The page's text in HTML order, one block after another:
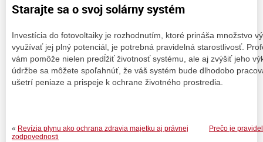
Starajte sa o svoj solárny systém
Investícia do fotovoltaiky je rozhodnutím, ktoré prináša množstvo
využívať jej plný potenciál, je potrebná pravidelná starostlivosť.
vám pomôže nielen predĺžiť životnosť systému, ale aj zvýšiť jeho
údržbe sa môžete spoľahnúť, že váš systém bude dlhodobo
ušetrí peniaze a prispeje k ochrane životného prostredia.
Prečo je
« Revízia plynu ako ochrana zdravia majetku aj právnej
zodpovednosti